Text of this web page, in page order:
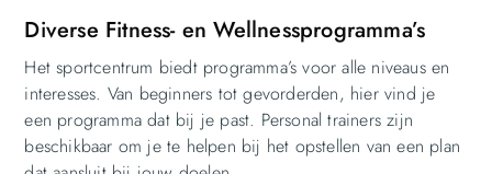
Diverse Fitness- en Wellnessprogramma’s
Het sportcentrum biedt programma’s voor alle niveaus en
interesses. Van beginners tot gevorderden, hier vind je
een programma dat bij je past. Personal trainers zijn
beschikbaar om je te helpen bij het opstellen van een plan